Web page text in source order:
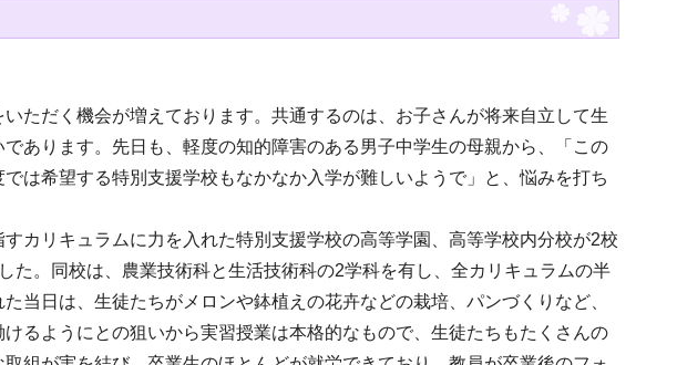
ただく機会が増えております。共通するのは、お子さんが将来自立して生
あります。先日も、軽度の知的障害のある男子中学生の母親から、「この
は希望する特別支援学校もなかなか入学が難しいようで」と、悩みを打ち
カリキュラムに力を入れた特別支援学校の高等学園、高等学校内分校が2校
た。同校は、農業技術科と生活技術科の2学科を有し、全カリキュラムの半
当日は、生徒たちがメロンや鉢植えの花卉などの栽培、パンづくりなど、
るようにとの狙いから実習授業は本格的なもので、生徒たちもたくさんの